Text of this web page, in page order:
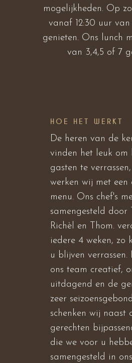
mogelijkheden. Op
vanaf 12:30 uur van
genieten. Ons lunch
van 3,4,5 of 7
HOE HET WERKT
De heren van de
vinden het leuk om
gasten te
werken wij met een
menu. Ons chef's
samengesteld door
Richèl en Thom.
iedere 4 weken, zo
u blijven
ons team creatief,
uitdagend en de
zeer
schenken wij naast
gerechten
die we voor u
samengesteld in ons